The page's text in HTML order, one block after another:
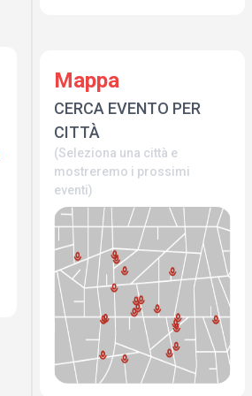
Mappa
CERCA EVENTO PER
CITTÀ
(Seleziona una città e
mostreremo i prossimi
eventi)